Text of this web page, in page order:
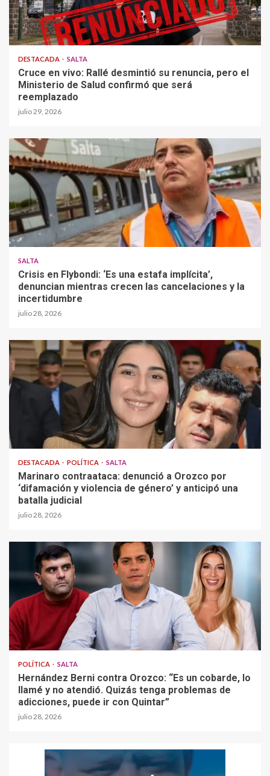
DESTACADA SALTA
Cruce en vivo: Rallé desmintió su renuncia, pero el
Ministerio de Salud confirmó que será
reemplazado
julio 29, 2026
SALTA
Crisis en Flybondi: ‘Es una estafa implícita’,
denuncian mientras crecen las cancelaciones y la
incertidumbre
julio 28, 2026
DESTACADA POLÍTICA SALTA
Marinaro contraataca: denunció a Orozco por
‘difamación y violencia de género’ y anticipó una
batalla judicial
julio 28, 2026
POLÍTICA SALTA
Hernández Berni contra Orozco: “Es un cobarde, lo
llamé y no atendió. Quizás tenga problemas de
adicciones, puede ir con Quintar”
julio 28, 2026